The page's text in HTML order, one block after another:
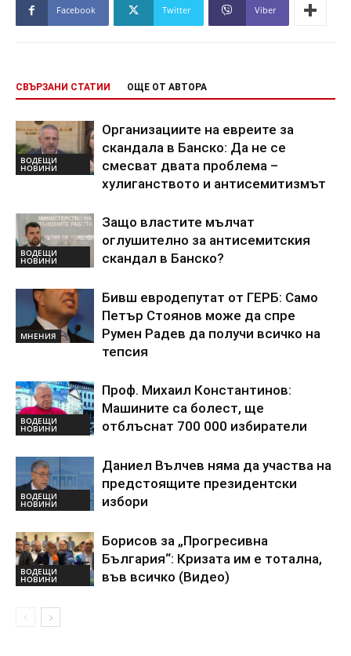
Facebook Twitter Viber
СВЪРЗАНИ СТАТИИ ОЩЕ ОТ АВТОРА
ВОДЕЩИ
НОВИНИ
Организациите на евреите за
скандала в Банско: Да не се
смесват двата проблема –
хулиганството и антисемитизмът
ВОДЕЩИ
НОВИНИ
Защо властите мълчат
оглушително за антисемитския
скандал в Банско?
МНЕНИЯ
Бивш евродепутат от ГЕРБ: Само
Петър Стоянов може да спре
Румен Радев да получи всичко на
тепсия
ВОДЕЩИ
НОВИНИ
Проф. Михаил Константинов:
Машините са болест, ще
отблъснат 700 000 избиратели
ВОДЕЩИ
НОВИНИ
Даниел Вълчев няма да участва на
предстоящите президентски
избори
ВОДЕЩИ
НОВИНИ
Борисов за „Прогресивна
България“: Кризата им е тотална,
във всичко (Видео)